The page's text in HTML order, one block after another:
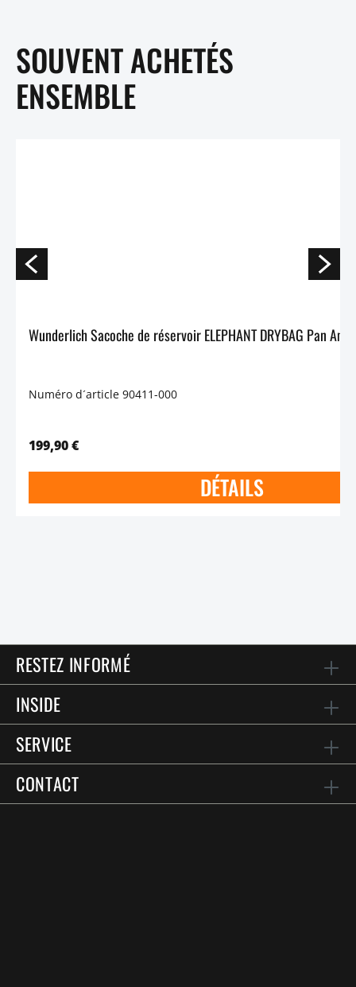
SOUVENT ACHETÉS
ENSEMBLE
Numéro d´article 90411-000
199,90 €
DÉTAILS
RESTEZ INFORMÉ
INSIDE
SERVICE
CONTACT